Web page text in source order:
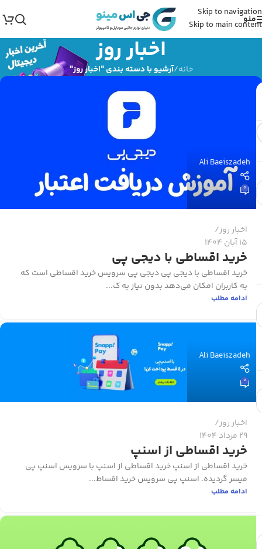
Skip to navigation
Skip to main content
منو
اخبار روز
خانه/آرشیو با دسته بندی "اخبار روز"
Ali Baeiszadeh
0
اخبار روز
15 آبان 1404
خرید اقساطی با دیجی پی
خرید اقساطی با دیجی پی دیجی پی سرویس خرید اقساطی است که
به کاربران امکان می‌دهد بدون نیاز به ک...
ادامه مطلب
Ali Baeiszadeh
0
اخبار روز
29 مرداد 1404
خرید اقساطی از اسنپ
خرید اقساطی از اسنپ خرید اقساطی از اسنپ با سرویس اسنپ پی
میسر گردیده. اسنپ پی سرویس خرید اقساط...
ادامه مطلب